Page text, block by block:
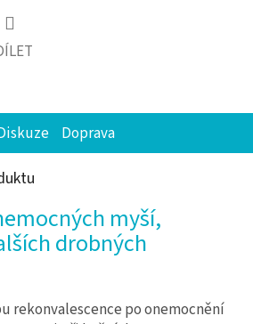
Doprava
myší,
drobných
rekonvalescence po onemocnění